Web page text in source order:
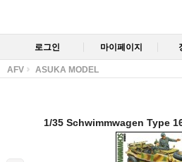
로그인 마이페이지
AFV ASUKA MODEL
1/35 Schwimmwagen Type